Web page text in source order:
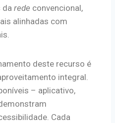
da rede convencional,
alinhadas com
deste recurso é
integral.
– aplicativo,
Cada